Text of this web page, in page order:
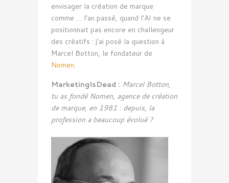
envisager la création de marque
comme … l’an passé, quand l’AI ne se
positionnait pas encore en challengeur
des créatifs : j’ai posé la question à
Marcel Botton, le fondateur de
Nomen.
MarketingIsDead : Marcel Botton,
tu as fondé Nomen, agence de création
de marque, en 1981 : depuis, la
profession a beaucoup évolué ?